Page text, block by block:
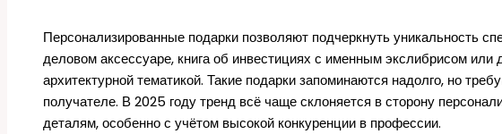
Персонализированные подарки позволяют подчеркнуть уникальность
деловом аксессуаре, книга об инвестициях с именным экслибрисом
архитектурной тематикой. Такие подарки запоминаются надолго, но
получателе. В 2025 году тренд всё чаще склоняется в сторону
деталям, особенно с учётом высокой конкуренции в профессии.